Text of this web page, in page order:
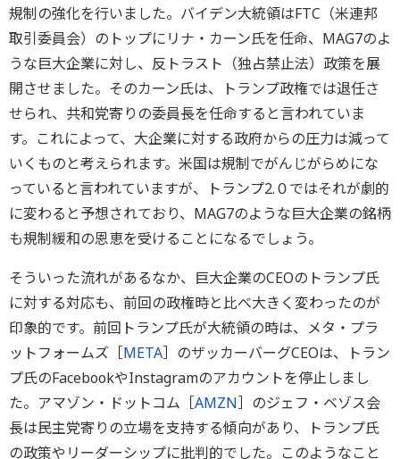
規制の強化を行いました。バイデン大統領はFTC（米連邦
取引委員会）のトップにリナ・カーン氏を任命、MAG7のよ
うな巨大企業に対し、反トラスト（独占禁止法）政策を展
開させました。そのカーン氏は、トランプ政権では退任さ
せられ、共和党寄りの委員長を任命すると言われていま
す。これによって、大企業に対する政府からの圧力は減って
いくものと考えられます。米国は規制でがんじがらめにな
っていると言われていますが、トランプ2.０ではそれが劇的
に変わると予想されており、MAG7のような巨大企業の銘柄
も規制緩和の恩恵を受けることになるでしょう。
そういった流れがあるなか、巨大企業のCEOのトランプ氏
に対する対応も、前回の政権時と比べ大きく変わったのが
印象的です。前回トランプ氏が大統領の時は、メタ・プラ
ットフォームズ［META］のザッカーバーグCEOは、トラン
プ氏のFacebookやInstagramのアカウントを停止しまし
た。アマゾン・ドットコム［AMZN］のジェフ・ベゾス会
長は民主党寄りの立場を支持する傾向があり、トランプ氏
の政策やリーダーシップに批判的でした。このようなこと